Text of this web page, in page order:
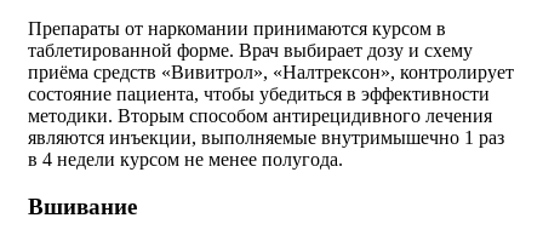
Препараты от наркомании принимаются курсом в
таблетированной форме. Врач выбирает дозу и схему
приёма средств «Вивитрол», «Налтрексон», контролирует
состояние пациента, чтобы убедиться в эффективности
методики. Вторым способом антирецидивного лечения
являются инъекции, выполняемые внутримышечно 1 раз
в 4 недели курсом не менее полугода.
Вшивание